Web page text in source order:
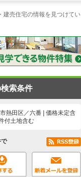
建売住宅の情報を見つけてい
索条件
熱田区／六番 | 価格未定含
付土地含む
で